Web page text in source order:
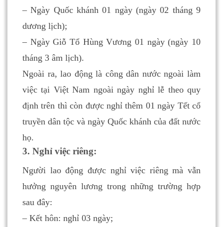
– Ngày Quốc khánh 01 ngày (ngày 02 tháng 9
dương lịch);
– Ngày Giỗ Tổ Hùng Vương 01 ngày (ngày 10
tháng 3 âm lịch).
Ngoài ra, lao động là công dân nước ngoài làm
việc tại Việt Nam ngoài ngày nghỉ lễ theo quy
định trên thì còn được nghỉ thêm 01 ngày Tết cổ
truyền dân tộc và ngày Quốc khánh của đất nước
họ.
3. Nghỉ việc riêng:
Người lao động được nghỉ việc riêng mà vẫn
hưởng nguyên lương trong những trường hợp
sau đây:
– Kết hôn: nghỉ 03 ngày;